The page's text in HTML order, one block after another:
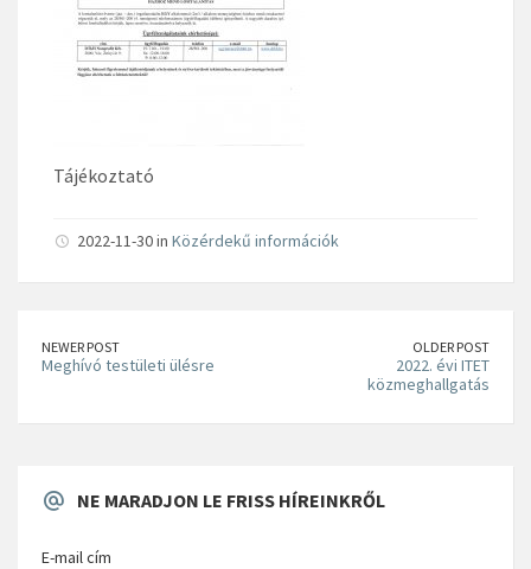
Tájékoztató
2022-11-30 in Közérdekű információk
NEWER POST
Meghívó testületi ülésre
OLDER POST
2022. évi ITET
közmeghallgatás
NE MARADJON LE FRISS HÍREINKRŐL
E-mail cím